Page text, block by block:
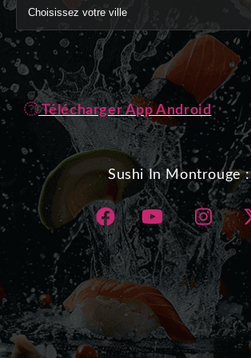
Télécharger App Android
Sushi In Montrouge :